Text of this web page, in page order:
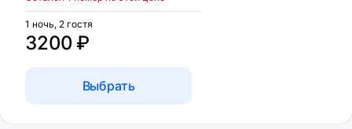
3200 ₽
1 ночь, 2 гостя
Выбрать